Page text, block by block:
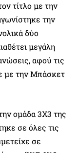
τίτλο με την
την
δύο
μεγάλη
αφού τις
με την Μπάσκετ
ομάδα 3Χ3 της
σε όλες τις
σε